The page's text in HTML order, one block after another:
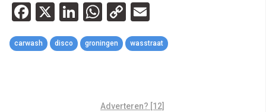
Facebook
X LinkedIn
WhatsApp
Copy
Link
carwash disco groningen wasstraat
Adverteren? [12]